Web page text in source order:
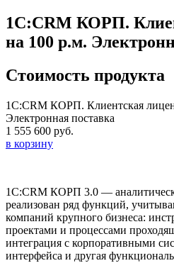
1С:CRM КОРП.
на 100 р.м.
Стоимость продукта
1С:CRM КОРП. Клиентская
Электронная поставка
1 555 600 руб.
в корзину
1С:CRM КОРП 3.0 —
реализован ряд функций,
компаний крупного бизнеса:
проектами и процессами
интеграция с корпоративными
интерфейса и другая